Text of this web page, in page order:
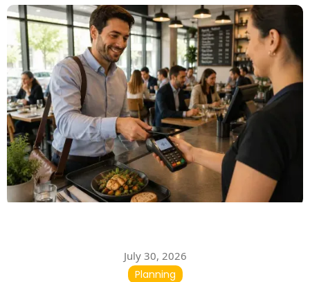
July 30, 2026
Planning